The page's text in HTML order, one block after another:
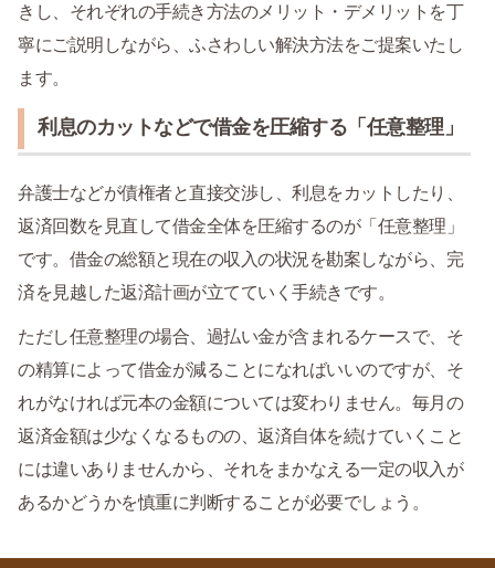
きし、それぞれの手続き方法のメリット・デメリットを丁
寧にご説明しながら、ふさわしい解決方法をご提案いたし
ます。
利息のカットなどで借金を圧縮する「任意整理」
弁護士などが債権者と直接交渉し、利息をカットしたり、
返済回数を見直して借金全体を圧縮するのが「任意整理」
です。借金の総額と現在の収入の状況を勘案しながら、完
済を見越した返済計画が立てていく手続きです。
ただし任意整理の場合、過払い金が含まれるケースで、そ
の精算によって借金が減ることになればいいのですが、そ
れがなければ元本の金額については変わりません。毎月の
返済金額は少なくなるものの、返済自体を続けていくこと
には違いありませんから、それをまかなえる一定の収入が
あるかどうかを慎重に判断することが必要でしょう。